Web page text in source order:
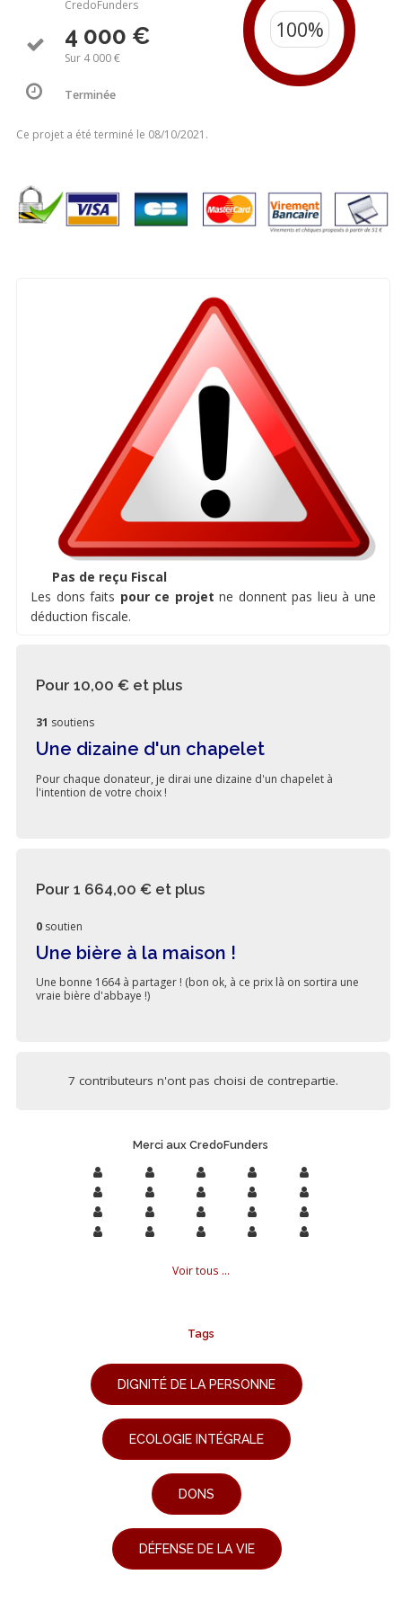
CredoFunders
4 000 €
Sur 4 000 €
Terminée
Ce projet a été terminé le 08/10/2021.
Pas de reçu Fiscal
Les dons faits pour ce projet ne donnent pas lieu à une
déduction fiscale.
Pour 10,00 € et plus
31 soutiens
Une dizaine d'un chapelet
Pour chaque donateur, je dirai une dizaine d'un chapelet à
l'intention de votre choix !
Pour 1 664,00 € et plus
0 soutien
Une bière à la maison !
Une bonne 1664 à partager ! (bon ok, à ce prix là on sortira une
vraie bière d'abbaye !)
7 contributeurs n'ont pas choisi de contrepartie.
Merci aux CredoFunders
Voir tous ...
Tags
DIGNITÉ DE LA PERSONNE
ECOLOGIE INTÉGRALE
DONS
DÉFENSE DE LA VIE